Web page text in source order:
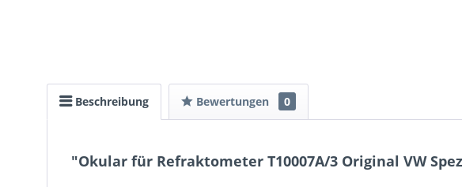
Beschreibung Bewertungen 0
"Okular für Refraktometer T10007A/3 Original VW